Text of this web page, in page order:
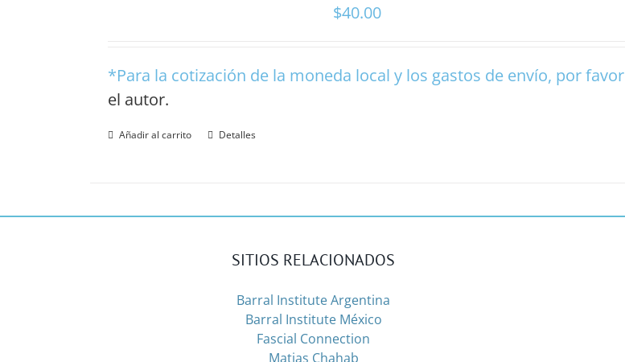
$40.00
*Para la cotización de la moneda local y los gastos de envío, por favor
el autor.
Añadir al carrito Detalles
SITIOS RELACIONADOS
Barral Institute Argentina
Barral Institute México
Fascial Connection
Matias Chahab